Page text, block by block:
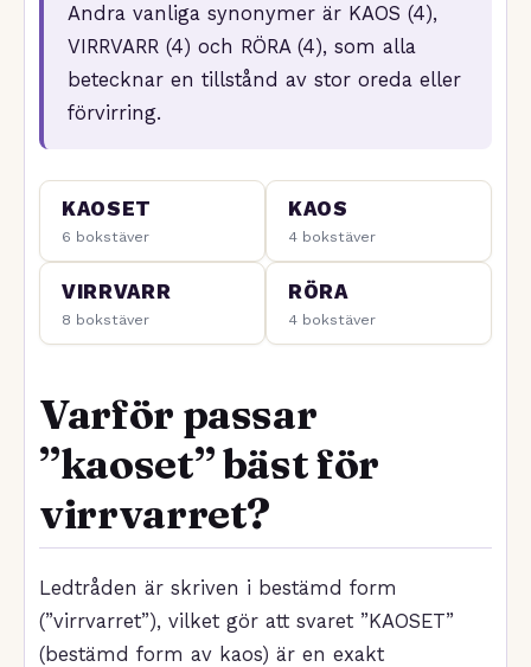
Andra vanliga synonymer är KAOS (4),
VIRRVARR (4) och RÖRA (4), som alla
betecknar en tillstånd av stor oreda eller
förvirring.
KAOSET
6 bokstäver
KAOS
4 bokstäver
VIRRVARR
8 bokstäver
RÖRA
4 bokstäver
Varför passar
”kaoset” bäst för
virrvarret?
Ledtråden är skriven i bestämd form
(”virrvarret”), vilket gör att svaret ”KAOSET”
(bestämd form av kaos) är en exakt